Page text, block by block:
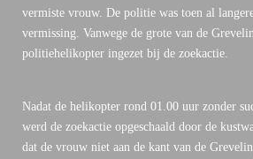
vermiste vrouw. De politie was toen al
vermissing. Vanwege de grote van de
politiehelikopter ingezet bij de zoekactie.
Nadat de helikopter rond 01.00 uur zonder
werd de zoekactie opgeschaald door de
dat de vrouw niet aan de kant van de